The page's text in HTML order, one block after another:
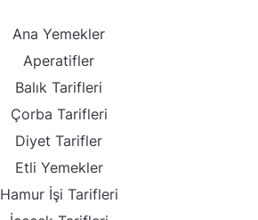
Ana Yemekler
Aperatifler
Balık Tarifleri
Çorba Tarifleri
Diyet Tarifler
Etli Yemekler
Hamur İşi Tarifleri